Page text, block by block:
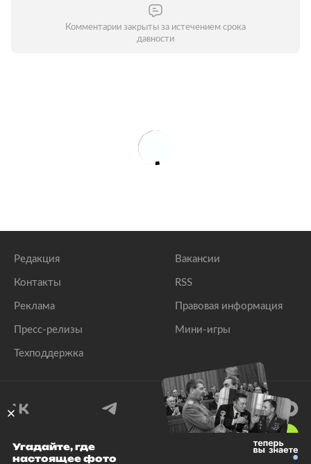
Комментарии закрыты за истечением срока
давности
Редакция
Контакты
Реклама
Пресс-релизы
Техподдержка
Вакансии
RSS
Правовая информация
Мини-игры
© 1999–2026 Все права защищены.
Угадайте, где
настоящее фото